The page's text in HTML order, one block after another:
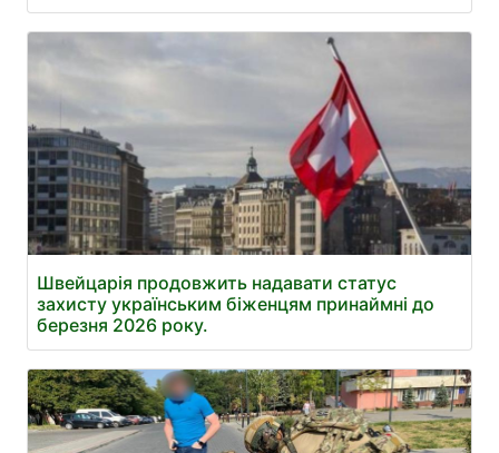
Швейцарія продовжить надавати статус
захисту українським біженцям принаймні до
березня 2026 року.